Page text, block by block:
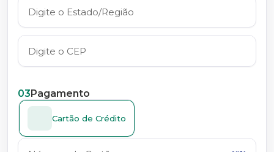
03Pagamento
Cartão de Crédito